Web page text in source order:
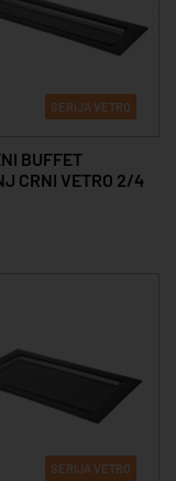
SERIJA VETRO
BUFFET
CRNI VETRO 2/4
SERIJA VETRO